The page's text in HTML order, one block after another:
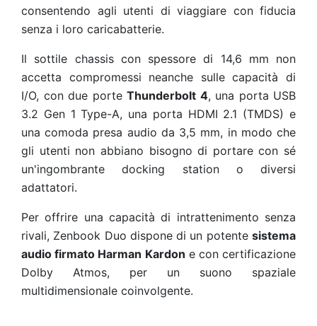
consentendo agli utenti di viaggiare con fiducia
senza i loro caricabatterie.
Il sottile chassis con spessore di 14,6 mm non
accetta compromessi neanche sulle capacità di
I/O, con due porte Thunderbolt 4, una porta USB
3.2 Gen 1 Type-A, una porta HDMI 2.1 (TMDS) e
una comoda presa audio da 3,5 mm, in modo che
gli utenti non abbiano bisogno di portare con sé
un'ingombrante docking station o diversi
adattatori.
Per offrire una capacità di intrattenimento senza
rivali, Zenbook Duo dispone di un potente sistema
audio firmato Harman Kardon e con certificazione
Dolby Atmos, per un suono spaziale
multidimensionale coinvolgente.